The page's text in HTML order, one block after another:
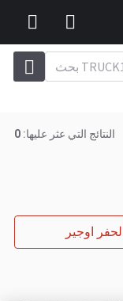
النتائج التي عثر عليها: 0
اوجير